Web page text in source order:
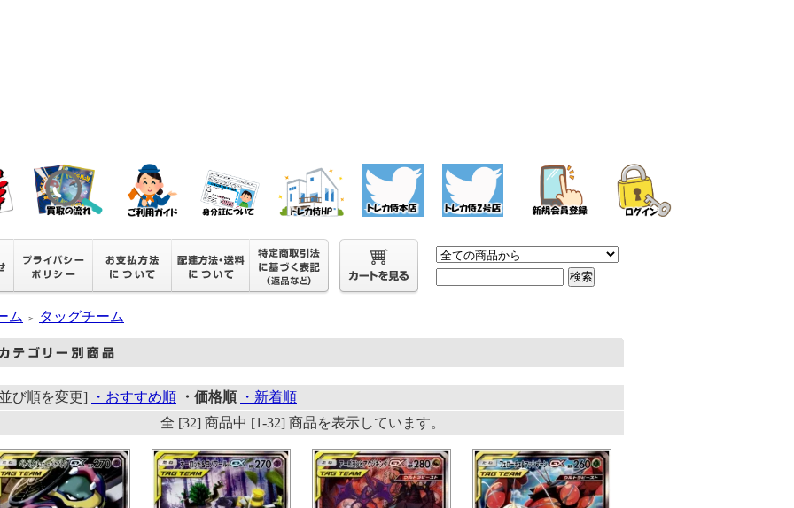
ム ＞ タッグチーム
び順を変更] ・おすすめ順 ・価格順
・新着順
全 [32] 商品中 [1-32] 商品を表示しています。